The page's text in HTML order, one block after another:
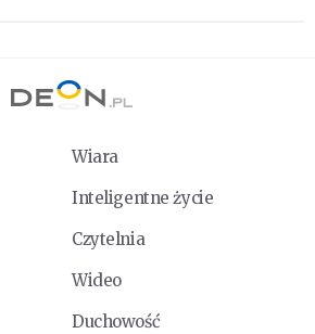
Wiara
Inteligentne życie
Czytelnia
Wideo
Duchowość